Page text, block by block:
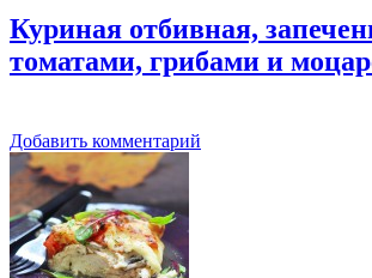
Куриная отбивная,
томатами, грибами и
Добавить комментарий